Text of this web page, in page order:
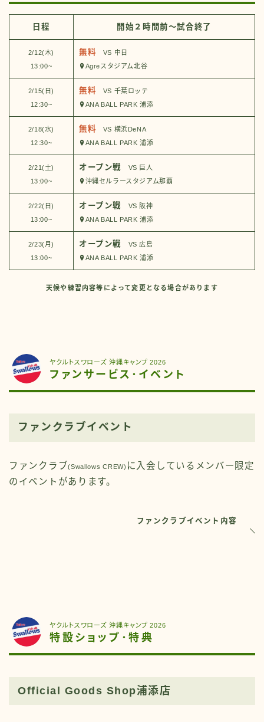
日程 開始２時間前～試合終了
2/12(木)
13:00~
無料
VS 中日
Agreスタジアム北谷
2/15(日)
12:30~
無料
VS 千葉ロッテ
ANA BALL PARK 浦添
2/18(水)
12:30~
無料
VS 横浜DeNA
ANA BALL PARK 浦添
2/21(土)
13:00~
オープン戦
VS 巨人
沖縄セルラースタジアム那覇
2/22(日)
13:00~
オープン戦
VS 阪神
ANA BALL PARK 浦添
2/23(月)
13:00~
オープン戦
VS 広島
ANA BALL PARK 浦添
天候や練習内容等によって変更となる場合があります
ヤクルトスワローズ 沖縄キャンプ 2026
ファンサービス･イベント
ファンクラブイベント
ファンクラブ(Swallows CREW) に入会しているメンバー限定
のイベントがあります。
ファンクラブイベント内容
ヤクルトスワローズ 沖縄キャンプ 2026
特設ショップ･特典
Official Goods Shop浦添店